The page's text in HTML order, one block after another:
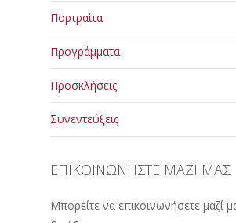
Πορτραίτα
Προγράμματα
Προσκλήσεις
Συνεντεύξεις
ΕΠΙΚΟΙΝΩΝΗΣΤΕ ΜΑΖΙ ΜΑΣ
Μπορείτε να επικοινωνήσετε μαζί